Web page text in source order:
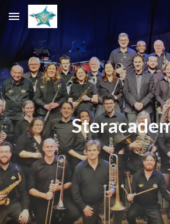
Skip to main content